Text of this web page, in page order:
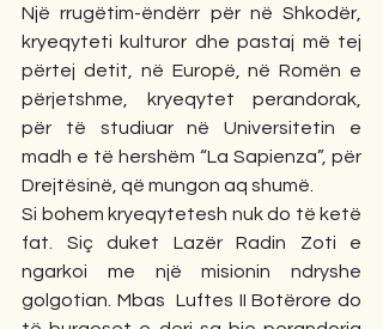
Një rrugëtim-ëndërr për në Shkodër,
kryeqyteti kulturor dhe pastaj më tej
përtej detit, në Europë, në Romën e
përjetshme, kryeqytet perandorak,
për të studiuar në Universitetin e
madh e të hershëm “La Sapienza”, për
Drejtësinë, që mungon aq shumë.
Si bohem kryeqytetesh nuk do të ketë
fat. Siç duket Lazër Radin Zoti e
ngarkoi me një misionin ndryshe
golgotian. Mbas  Luftes II Botërore do